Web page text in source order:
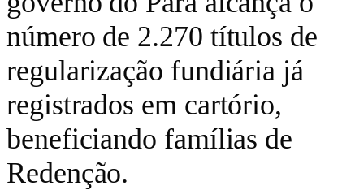
número de 2.270 títulos de
regularização fundiária já
registrados em cartório,
beneficiando famílias de
Redenção.